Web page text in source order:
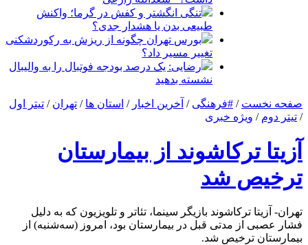
تنگی انگشتر و کفش در گرما؛ واکنش
طبیعی بدن یا هشدار جدی؟
بورس تهران چگونه از ریزش به رکوردشکنی
تغییر مسیر داد؟
رضایی: یک درصد بودجه فوتبال را به والیبال
نشسته بدهید
صفحه نخست / #فرهنگی / آخرین اخبار / استان ها / تهران / تیتر اول
/ تیتر دوم / ویژه خبری
آزیتا ترکاشوند از بیمارستان
ترخیص شد
تهران- آزیتا ترکاشوند بازیگر سینما، تئاتر و تلویزیون که به دلیل
فشار عصبی از مدتی قبل در بیمارستان بود، امروز (سه‌شنبه) از
بیمارستان ترخیص شد.